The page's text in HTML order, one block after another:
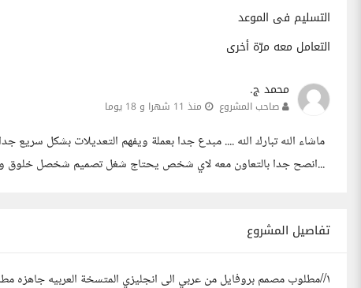
التسليم فى الموعد
التعامل معه مرّة أخرى
محمد ج.
صاحب المشروع منذ 11 شهرا و 18 يوما
ماشاء الله تبارك الله .... مبدع جدا بعملة ويفهم التعديلات بشكل سريع
...انصح جدا بالتعاون معه لاي شخص يحتاج شغل تصميم شخصل خلوق
تفاصيل المشروع
١//مطلوب مصمم بروفايل من عربي الى انجليزي المتسخة العربيه جاهزه مطلوب تصميم الانجليزية وبعض التعديلات ع النسخة العربية